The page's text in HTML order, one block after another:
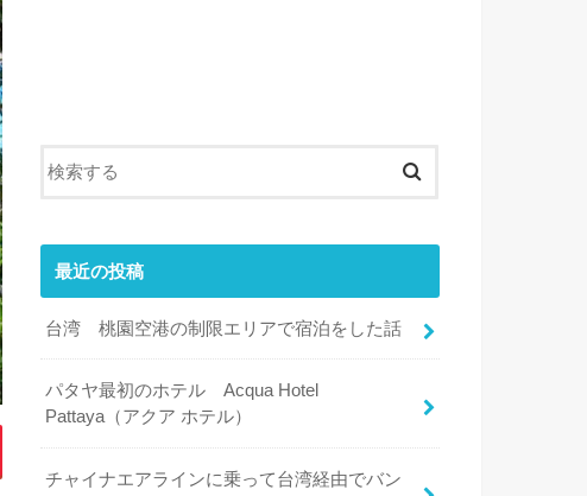
最近の投稿
台湾 桃園空港の制限エリアで宿泊をした話
パタヤ最初のホテル Acqua Hotel
Pattaya（アクア ホテル）
チャイナエアラインに乗って台湾経由でバン